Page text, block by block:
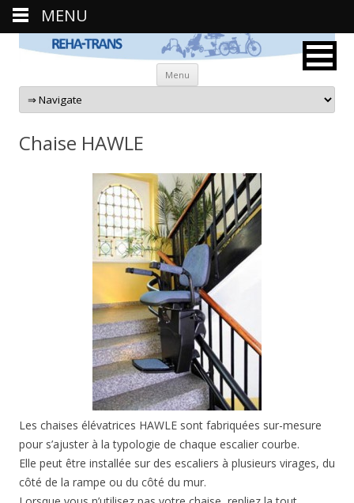
Menu Aller au contenu principal
Chaise HAWLE
Les chaises élévatrices HAWLE sont fabriquées sur-mesure
pour s’ajuster à la typologie de chaque escalier courbe.
Elle peut être installée sur des escaliers à plusieurs virages, du
côté de la rampe ou du côté du mur.
MENU